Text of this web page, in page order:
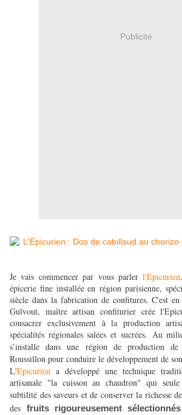
Publicité
Je vais commencer par vous parlerl'Epicurien
épicerie fine installée en région parisienne,
siècle dans la fabrication de confitures. C'est
Gulvout, maître artisan confiturier crée
consacrer exclusivement à la production
spécialités régionales salées et sucrées. Au
s’installe dans une région de production
Roussillon pour conduire le développement de
L'Epicurien a développé une technique
artisanale "la cuisson au chaudron" qui
subtilité des saveurs et de conserver la richesse
des fruits rigoureusement